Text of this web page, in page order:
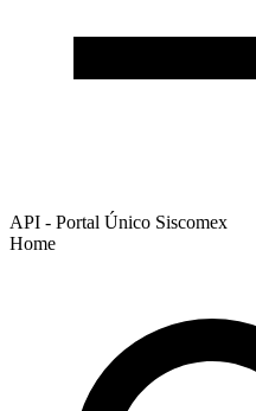
API - Portal Único Siscomex
Home